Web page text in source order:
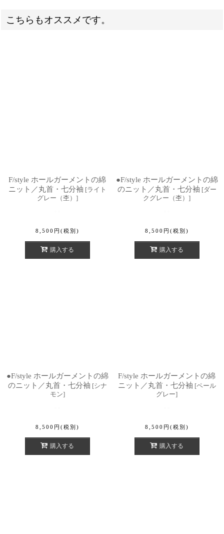
こちらもオススメです。
F/style ホールガーメントの綿
ニット／丸首・七分袖 [ライト
グレー（杢） ]
8,500 円 (税別)
購入する
●F/style ホールガーメントの綿
のニット／丸首・七分袖 [ダー
クグレー（杢） ]
8,500 円 (税別)
購入する
●F/style ホールガーメントの綿
のニット／丸首・七分袖 [シナ
モン]
8,500 円 (税別)
購入する
F/style ホールガーメントの綿
ニット／丸首・七分袖 [ペール
グレー]
8,500 円 (税別)
購入する